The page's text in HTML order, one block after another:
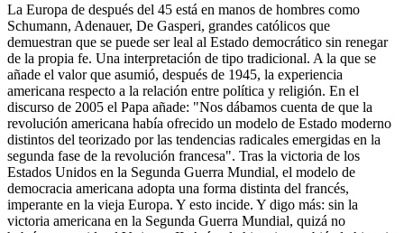
La Europa de después del 45 está en manos de hombres como
Schumann, Adenauer, De Gasperi, grandes católicos que
demuestran que se puede ser leal al Estado democrático sin renegar
de la propia fe. Una interpretación de tipo tradicional. A la que se
añade el valor que asumió, después de 1945, la experiencia
americana respecto a la relación entre política y religión. En el
discurso de 2005 el Papa añade: "Nos dábamos cuenta de que la
revolución americana había ofrecido un modelo de Estado moderno
distintos del teorizado por las tendencias radicales emergidas en la
segunda fase de la revolución francesa". Tras la victoria de los
Estados Unidos en la Segunda Guerra Mundial, el modelo de
democracia americana adopta una forma distinta del francés,
imperante en la vieja Europa. Y esto incide. Y digo más: sin la
victoria americana en la Segunda Guerra Mundial, quizá no